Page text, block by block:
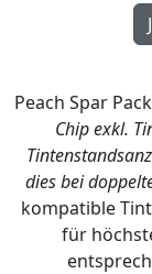
Peach Spar
Chip exkl.
dies bei
kompatible
für